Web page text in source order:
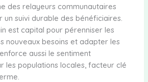
des relayeurs communautaires
un suivi durable des bénéficiaires.
est capital pour pérenniser les
nouveaux besoins et adapter les
aussi le sentiment
les populations locales, facteur clé